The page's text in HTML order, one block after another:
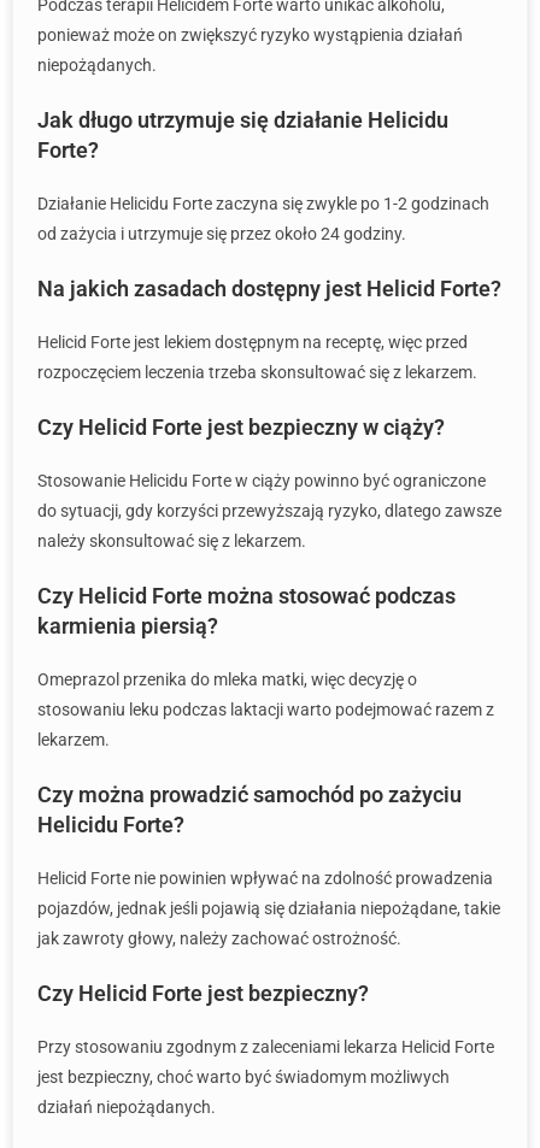
Podczas terapii Helicidem Forte warto unikać alkoholu,
ponieważ może on zwiększyć ryzyko wystąpienia działań
niepożądanych.
Jak długo utrzymuje się działanie Helicidu
Forte?
Działanie Helicidu Forte zaczyna się zwykle po 1-2 godzinach
od zażycia i utrzymuje się przez około 24 godziny.
Na jakich zasadach dostępny jest Helicid Forte?
Helicid Forte jest lekiem dostępnym na receptę, więc przed
rozpoczęciem leczenia trzeba skonsultować się z lekarzem.
Czy Helicid Forte jest bezpieczny w ciąży?
Stosowanie Helicidu Forte w ciąży powinno być ograniczone
do sytuacji, gdy korzyści przewyższają ryzyko, dlatego zawsze
należy skonsultować się z lekarzem.
Czy Helicid Forte można stosować podczas
karmienia piersią?
Omeprazol przenika do mleka matki, więc decyzję o
stosowaniu leku podczas laktacji warto podejmować razem z
lekarzem.
Czy można prowadzić samochód po zażyciu
Helicidu Forte?
Helicid Forte nie powinien wpływać na zdolność prowadzenia
pojazdów, jednak jeśli pojawią się działania niepożądane, takie
jak zawroty głowy, należy zachować ostrożność.
Czy Helicid Forte jest bezpieczny?
Przy stosowaniu zgodnym z zaleceniami lekarza Helicid Forte
jest bezpieczny, choć warto być świadomym możliwych
działań niepożądanych.